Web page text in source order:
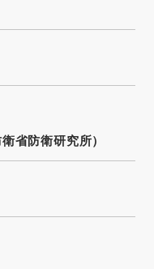
省防衛研究所）